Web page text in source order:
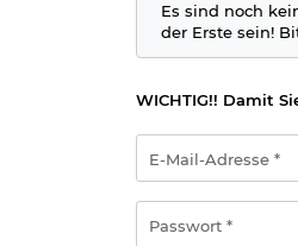
Stecker: Mini
Akku Typ:
Zellenzahl: 2
Kapazität:
Peak-
Höhe: ca. 12mm
Es sind noch
der Erste sein!
WICHTIG!! Damit
Mail-
Adresse
*